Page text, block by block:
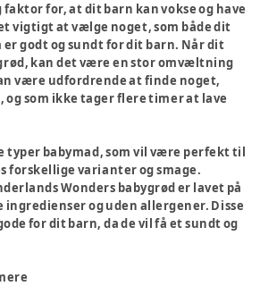
faktor for, at dit barn kan vokse og have
vigtigt at vælge noget, som både dit
er godt og sundt for dit barn. Når dit
kan det være en stor omvæltning
være udfordrende at finde noget,
og som ikke tager flere timer at lave
typer babymad, som vil være perfekt til
forskellige varianter og smage.
Wonders babygrød er lavet på
ingredienser og uden allergener. Disse
for dit barn, da de vil få et sundt og